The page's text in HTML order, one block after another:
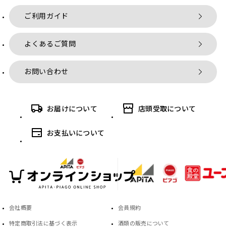
ご利用ガイド
よくあるご質問
お問い合わせ
お届けについて 店頭受取について
お支払いについて
会社概要 会員規約
特定商取引法に基づく表示 酒類の販売について